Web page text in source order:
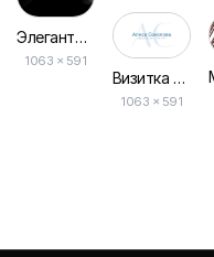
Элегантная Черная Визитка для Юриста Или Адвоката
1063 × 591
Визитка Парикмахера: Бело-синяя Стильная Дизайнерская Шаблон
1063 × 591